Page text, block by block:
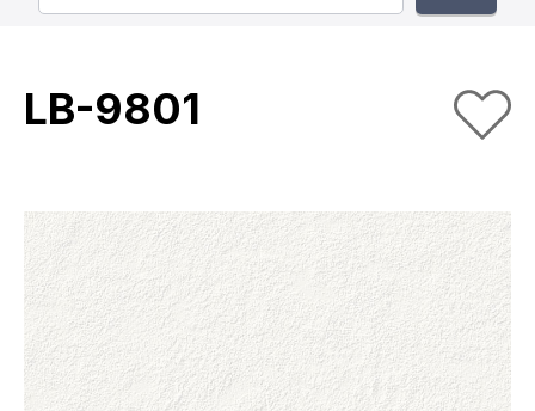
お気に入り
商品を探す
商品を探す トップ
壁紙
カーテン
床材
カタログ一覧
カタログ一覧 トップ
施工事例
LB-9801